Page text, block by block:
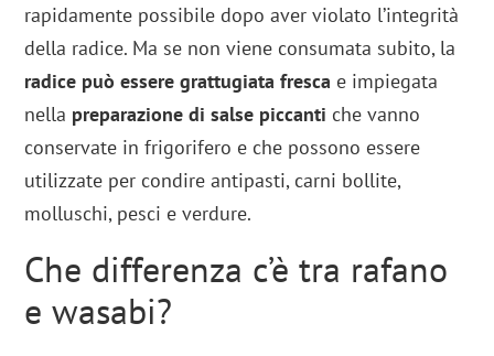
rapidamente possibile dopo aver violato l’integrità
della radice. Ma se non viene consumata subito, la
radice può essere grattugiata fresca e impiegata
nella preparazione di salse piccanti che vanno
conservate in frigorifero e che possono essere
utilizzate per condire antipasti, carni bollite,
molluschi, pesci e verdure.
Che differenza c’è tra rafano
e wasabi?